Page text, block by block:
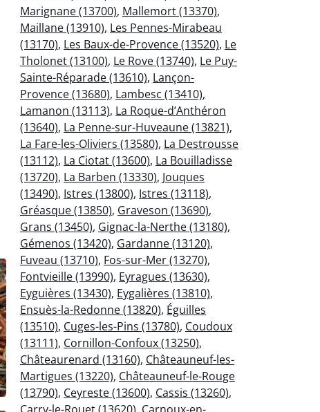
Marignane (13700), Mallemort (13370),
Maillane (13910), Les Pennes-Mirabeau
(13170), Les Baux-de-Provence (13520), Le
Tholonet (13100), Le Rove (13740), Le Puy-
Sainte-Réparade (13610), Lançon-
Provence (13680), Lambesc (13410),
Lamanon (13113), La Roque-d’Anthéron
(13640), La Penne-sur-Huveaune (13821),
La Fare-les-Oliviers (13580), La Destrousse
(13112), La Ciotat (13600), La Bouilladisse
(13720), La Barben (13330), Jouques
(13490), Istres (13800), Istres (13118),
Gréasque (13850), Graveson (13690),
Grans (13450), Gignac-la-Nerthe (13180),
Gémenos (13420), Gardanne (13120),
Fuveau (13710), Fos-sur-Mer (13270),
Fontvieille (13990), Eyragues (13630),
Eyguières (13430), Eygalières (13810),
Ensuès-la-Redonne (13820), Éguilles
(13510), Cuges-les-Pins (13780), Coudoux
(13111), Cornillon-Confoux (13250),
Châteaurenard (13160), Châteauneuf-les-
Martigues (13220), Châteauneuf-le-Rouge
(13790), Ceyreste (13600), Cassis (13260),
Carry-le-Rouet (13620), Carnoux-en-